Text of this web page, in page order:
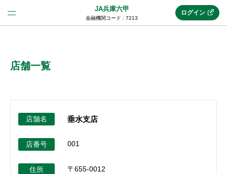
JA兵庫六甲
金融機関コード : 7213
JAネットバンクトップ
メリット
ログイン
店舗一覧
店舗名 垂水支店
店番号 001
住所
〒655-0012